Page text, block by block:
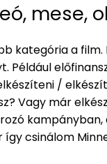
mese,
kategória a
Például
/
Vagy már
így csinálom